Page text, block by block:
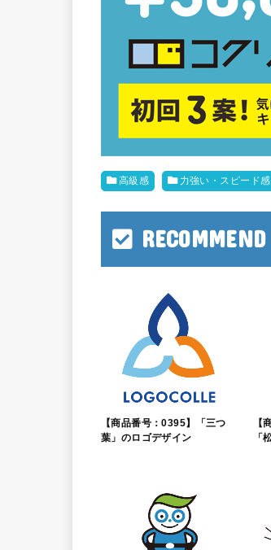
高級感 力強い・スピード感
RECOMMEND
【商品番号：0395】「三つ
葉」のロゴデザイン
【
「